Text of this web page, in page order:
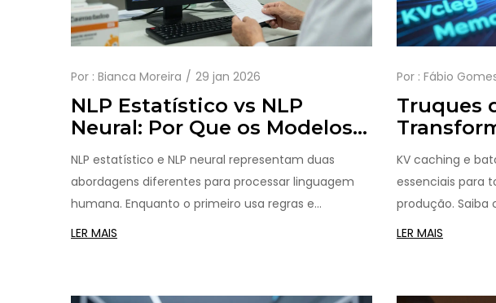
Por : Bianca Moreira 29 jan 2026
NLP Estatístico vs NLP
Neural: Por Que os Modelos
de Linguagem Grandes
Reescreveram as Regras
NLP estatístico e NLP neural representam duas
abordagens diferentes para processar linguagem
humana. Enquanto o primeiro usa regras e
estatísticas, o segundo, impulsionado por LLMs,
LER MAIS
Por : Fábio
Truques
Batch
de LLMs
KV caching e
essenciais para
produção. Saiba
sem perder
LER MAIS